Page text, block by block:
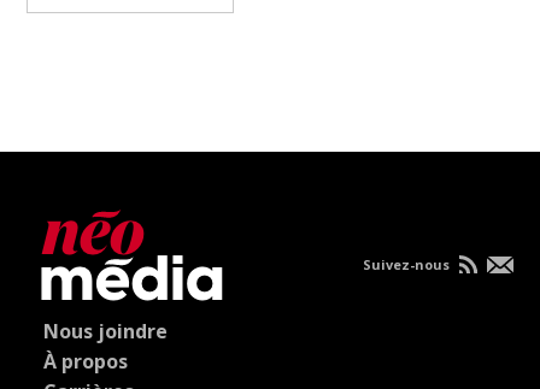
Nous joindre
À propos
Suivez-nous